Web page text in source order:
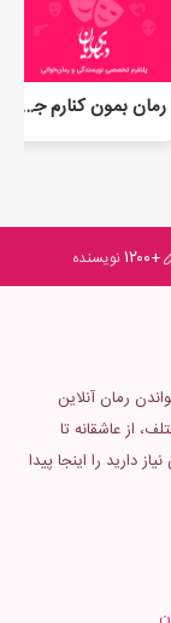
رمان بمون کنارم جلد دوم
+۱۲۰۰ نویسنده
رمان آنلاین
رمان متنوع در ۳۶ ژانر مختلف، از عاشقانه تا
دارید را اینجا پیدا